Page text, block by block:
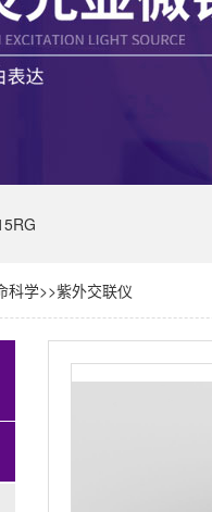
科学>>紫外交联仪